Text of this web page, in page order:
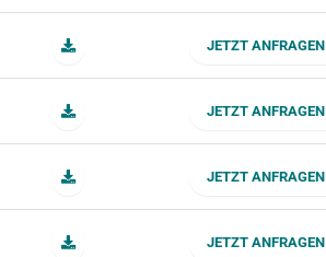
JETZT ANFRAGEN
JETZT ANFRAGEN
JETZT ANFRAGEN
JETZT ANFRAGEN